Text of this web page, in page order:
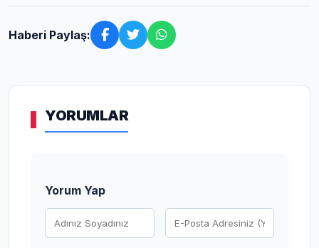
Haberi Paylaş:
YORUMLAR
Yorum Yap